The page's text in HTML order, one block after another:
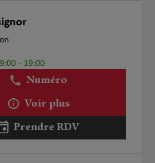
- 19:00
Numéro
Voir plus
Prendre RDV